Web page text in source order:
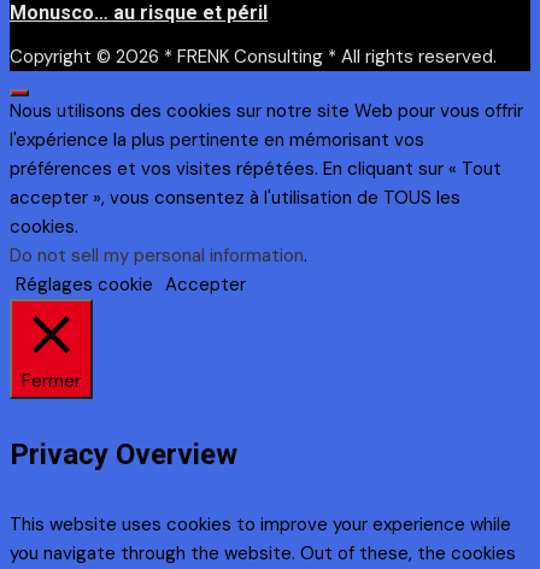
Monusco… au risque et péril
Copyright © 2026 * FRENK Consulting * All rights reserved.
Nous utilisons des cookies sur notre site Web pour vous offrir
l'expérience la plus pertinente en mémorisant vos
préférences et vos visites répétées. En cliquant sur « Tout
accepter », vous consentez à l'utilisation de TOUS les
cookies.
Do not sell my personal information.
Réglages cookie Accepter
Fermer
Privacy Overview
This website uses cookies to improve your experience while
you navigate through the website. Out of these, the cookies